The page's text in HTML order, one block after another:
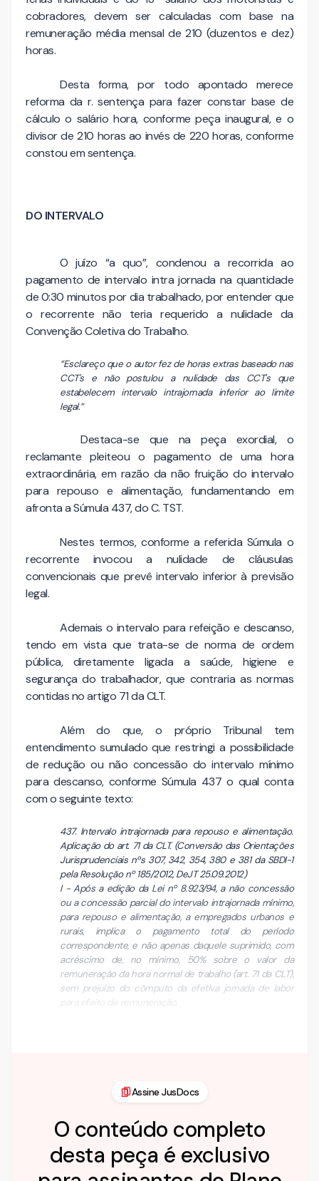
cobradores, devem ser calculadas com base na
remuneração média mensal de 210 (duzentos e dez)
horas.
Desta forma, por todo apontado merece
reforma da r. sentença para fazer constar base de
cálculo o salário hora, conforme peça inaugural, e o
divisor de 210 horas ao invés de 220 horas, conforme
constou em sentença.
DO INTERVALO
O juízo “a quo”, condenou a recorrida ao
pagamento de intervalo intra jornada na quantidade
de 0:30 minutos por dia trabalhado, por entender que
o recorrente não teria requerido a nulidade da
Convenção Coletiva do Trabalho.
“Esclareço que o autor fez de horas extras baseado nas
CCT's e não postulou a nulidade das CCT's que
estabelecem intervalo intrajornada inferior ao limite
legal.”
Destaca-se que na peça exordial, o
reclamante pleiteou o pagamento de uma hora
extraordinária, em razão da não fruição do intervalo
para repouso e alimentação, fundamentando em
afronta a Súmula 437, do C. TST.
Nestes termos, conforme a referida Súmula o
recorrente invocou a nulidade de cláusulas
convencionais que prevê intervalo inferior à previsão
legal.
Ademais o intervalo para refeição e descanso,
tendo em vista que trata-se de norma de ordem
pública, diretamente ligada a saúde, higiene e
segurança do trabalhador, que contraria as normas
contidas no artigo 71 da CLT.
Além do que, o próprio Tribunal tem
entendimento sumulado que restringi a possibilidade
de redução ou não concessão do intervalo mínimo
para descanso, conforme Súmula 437 o qual conta
com o seguinte texto:
437. Intervalo intrajornada para repouso e alimentação.
Aplicação do art. 71 da CLT. (Conversão das Orientações
Jurisprudenciais nºs 307, 342, 354, 380 e 381 da SBDI-1
pela Resolução nº 185/2012, DeJT 25.09.2012)
I - Após a edição da Lei nº 8.923/94, a não concessão
ou a concessão parcial do intervalo intrajornada mínimo,
para repouso e alimentação, a empregados urbanos e
rurais, implica o pagamento total do período
correspondente, e não apenas daquele suprimido, com
acréscimo de, no mínimo, 50% sobre o valor da
remuneração da hora normal de trabalho (art. 71 da CLT),
sem prejuízo do cômputo da efetiva jornada de labor
para efeito de remuneração.
Assine JusDocs
O conteúdo completo
desta peça é exclusivo